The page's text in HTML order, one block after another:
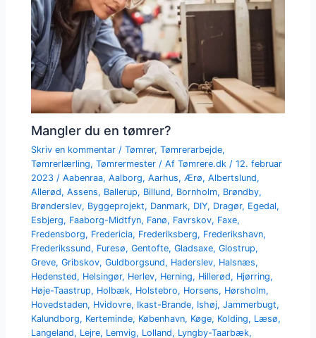
Mangler du en tømrer?
Skriv en kommentar /Tømrer,Tømrerarbejde,
Tømrerlærling,Tømrermester / AfTømrere.dk/12. februar
2023/Aabenraa,Aalborg,Aarhus,Ærø,Albertslund,
Allerød,Assens, Ballerup, Billund, Bornholm, Brøndby,
Brønderslev, Byggeprojekt, Danmark, DIY, Dragør, Egedal,
Esbjerg, Faaborg-Midtfyn, Fanø, Favrskov, Faxe,
Fredensborg, Fredericia, Frederiksberg, Frederikshavn,
Frederikssund, Furesø,Gentofte,Gladsaxe,Glostrup,
Greve,Gribskov,Guldborgsund, Haderslev, Halsnæs,
Hedensted, Helsingør, Herlev, Herning, Hillerød, Hjørring,
Høje-Taastrup, Holbæk, Holstebro, Horsens, Hørsholm,
Hovedstaden, Hvidovre, Ikast-Brande, Ishøj,Jammerbugt,
Kalundborg, Kerteminde, København, Køge, Kolding, Læsø,
Langeland, Lejre, Lemvig, Lolland, Lyngby-Taarbæk,